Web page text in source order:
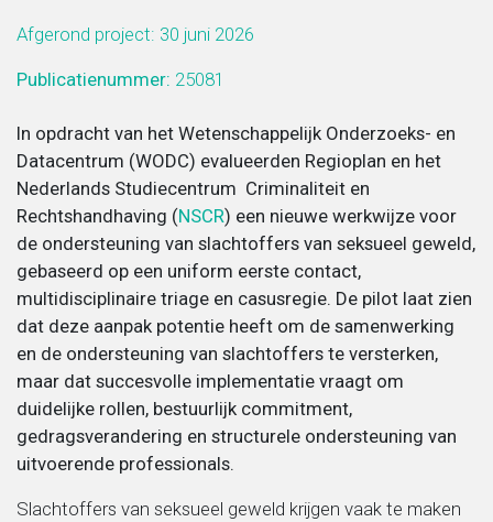
Jeugd
Leefstijl en duurzaamheid
Migratie, integratie en diversiteit
Onderwijs
Ouderen
Sociaal domein
Veiligheid en recht
Beleid ontwikkelen
Dataoplossingen
Medewerkers
Werken bij
Afgerond project: 30 juni 2026
Publicatienummer: 25081
In opdracht van het Wetenschappelijk Onderzoeks- en
Datacentrum (WODC) evalueerden Regioplan en het
Nederlands Studiecentrum Criminaliteit en
Rechtshandhaving (NSCR) een nieuwe werkwijze voor
de ondersteuning van slachtoffers van seksueel geweld,
gebaseerd op een uniform eerste contact,
multidisciplinaire triage en casusregie. De pilot laat zien
dat deze aanpak potentie heeft om de samenwerking
en de ondersteuning van slachtoffers te versterken,
maar dat succesvolle implementatie vraagt om
duidelijke rollen, bestuurlijk commitment,
gedragsverandering en structurele ondersteuning van
uitvoerende professionals.
Slachtoffers van seksueel geweld krijgen vaak te maken